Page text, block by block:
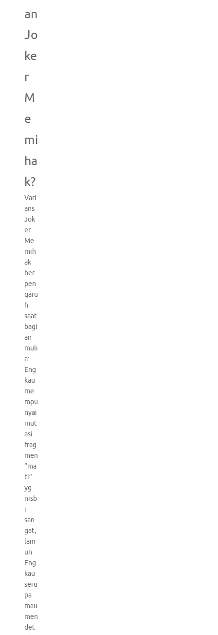
an
Jo
ke
r
M
e
mi
ha
k?
Vari
ans
Jok
er
Me
mih
ak
ber
pen
garu
h
saat
bagi
an
muli
a:
Eng
kau
me
mpu
nyai
mut
asi
frag
men
“ma
ti”
yg
nisb
i
san
gat,
lam
un
Eng
kau
seru
pa
mau
men
det